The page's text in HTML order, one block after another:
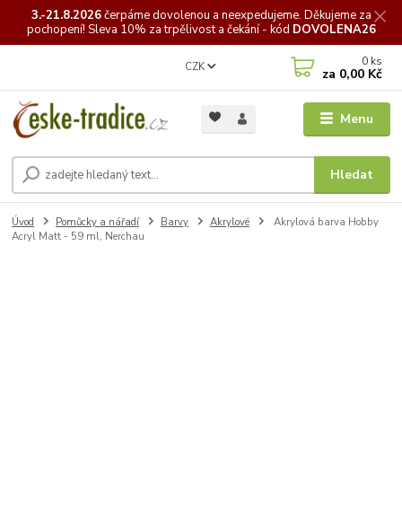
3.-21.8.2026čerpámedovolenou a neexpedujeme. Děkujeme za
pochopení! Sleva 10% za trpělivost a čekání - kód DOVOLENA26
Menu
CZK
Hledat
0 ks
za 0,00 Kč
Úvod Pomůcky a nářadí Barvy Akrylové
Akrylová barva Hobby
Acryl Matt - 59 ml, Nerchau